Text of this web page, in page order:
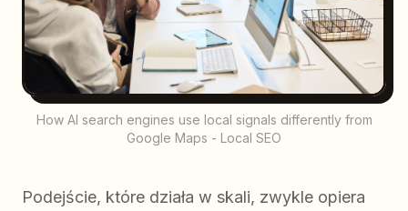
How AI search engines use local signals differently from
Google Maps - Local SEO
Podejście, które działa w skali, zwykle opiera